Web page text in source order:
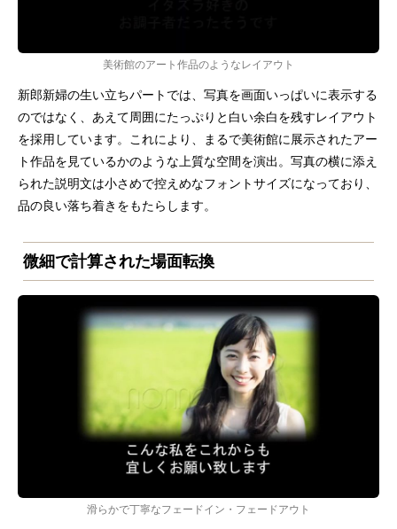
美術館のアート作品のようなレイアウト
新郎新婦の生い立ちパートでは、写真を画面いっぱいに表示する
のではなく、あえて周囲にたっぷりと白い余白を残すレイアウト
を採用しています。これにより、まるで美術館に展示されたアー
ト作品を見ているかのような上質な空間を演出。写真の横に添え
られた説明文は小さめで控えめなフォントサイズになっており、
品の良い落ち着きをもたらします。
微細で計算された場面転換
滑らかで丁寧なフェードイン・フェードアウト